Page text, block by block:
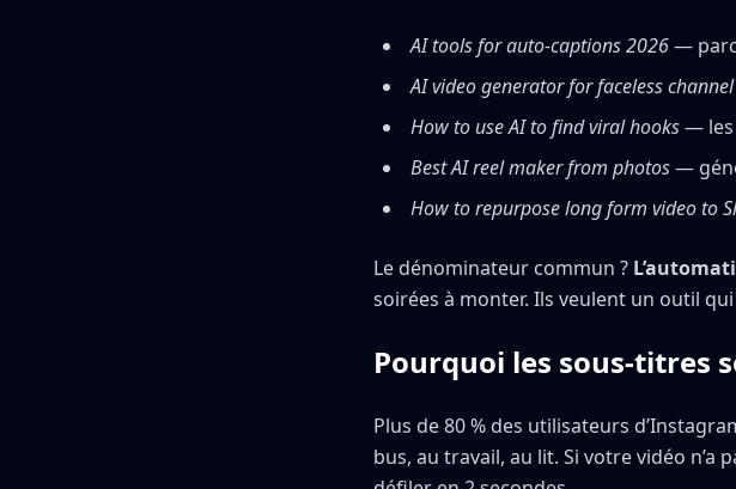
AI tools for auto-captions 2026—
AI video generator for faceless channel
How to use AI to find viral hooks— les
Best AI reel maker from photos—
How to repurpose long form video to
Le dénominateur commun ?
soirées à monter. Ils veulent un outil
Pourquoi les sous-titres
Plus de 80 % des utilisateurs
bus, au travail, au lit. Si votre vidéo